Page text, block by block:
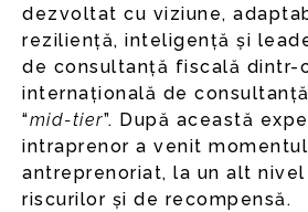
dezvoltat cu viziune,
reziliență, inteligență și
de consultanță fiscală dintr-
internațională de
“mid-tier”. După această
intraprenor a venit
antreprenoriat, la un alt nivel
riscurilor și de recompensă.